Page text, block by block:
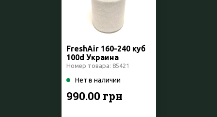
FreshAir 160-240 куб
100d Украина
Номер товара: 85421
Нет в наличии
990.00 грн